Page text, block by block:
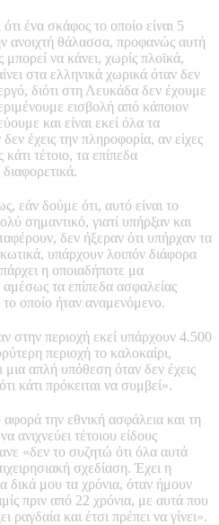
ένα σκάφος το οποίο είναι 5
ανοιχτή θάλασσα, προφανώς αυτή
μπορεί να κάνει, χωρίς πλοϊκά,
στα ελληνικά χωρικά όταν δεν
διότι στη Λευκάδα δεν έχουμε
εισβολή από κάποιον
και είναι εκεί όλα τα
έχεις την πληροφορία, αν είχες
τέτοιο, τα επίπεδα
εάν δούμε ότι, αυτό είναι το
σημαντικό, γιατί υπήρξαν και
δεν ήξεραν ότι υπήρχαν τα
υπάρχουν λοιπόν διάφορα
η οποιαδήποτε μα
τα επίπεδα ασφαλείας
οποίο ήταν αναμενόμενο.
στην περιοχή εκεί υπάρχουν 4.500
περιοχή το καλοκαίρι,
μια απλή υπόθεση όταν δεν έχεις
κάτι πρόκειται να συμβεί».
την εθνική ασφάλεια και τη
ανιχνεύει τέτοιου είδους
«δεν το συζητώ ότι όλα αυτά
σχεδίαση. Έχει η
δικά μου τα χρόνια, όταν ήμουν
πριν από 22 χρόνια, με αυτά που
και έτσι πρέπει να γίνει».